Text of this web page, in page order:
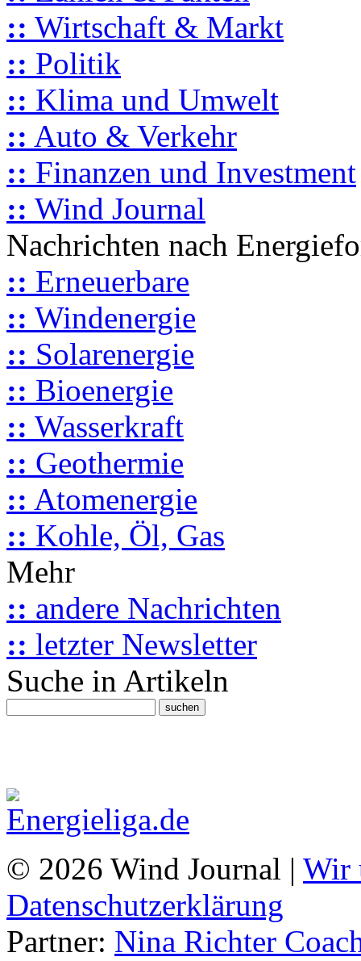
:: Wirtschaft & Markt
:: Politik
:: Klima und Umwelt
:: Auto & Verkehr
:: Finanzen und Investment
:: Wind Journal
Nachrichten nach
:: Erneuerbare
:: Windenergie
:: Solarenergie
:: Bioenergie
:: Wasserkraft
:: Geothermie
:: Atomenergie
:: Kohle, Öl, Gas
Mehr
:: andere Nachrichten
:: letzter Newsletter
Suche in Artikeln
© 2026 Wind Journal | Wir
Datenschutzerklärung
Partner: Nina Richter